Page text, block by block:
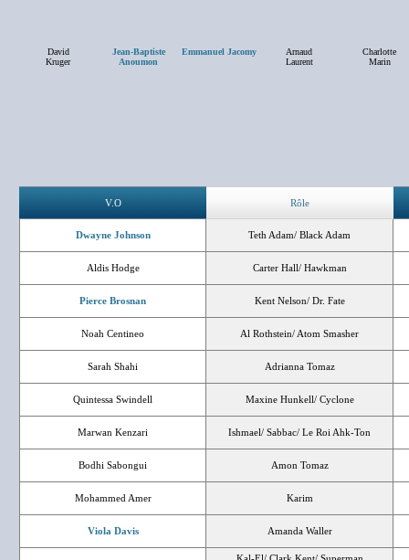
David
Kruger
Jean-Baptiste
Anoumon
Emmanuel Jacomy
Arnaud
Laurent
Charlotte
Marin
V.O Rôle
Dwayne Johnson Teth Adam/ Black Adam
Aldis Hodge Carter Hall/ Hawkman
Pierce Brosnan Kent Nelson/ Dr. Fate
Noah Centineo Al Rothstein/ Atom Smasher
Sarah Shahi Adrianna Tomaz
Quintessa Swindell Maxine Hunkell/ Cyclone
Marwan Kenzari Ishmael/ Sabbac/ Le Roi Ahk-Ton
Bodhi Sabongui Amon Tomaz
Mohammed Amer Karim
Viola Davis Amanda Waller